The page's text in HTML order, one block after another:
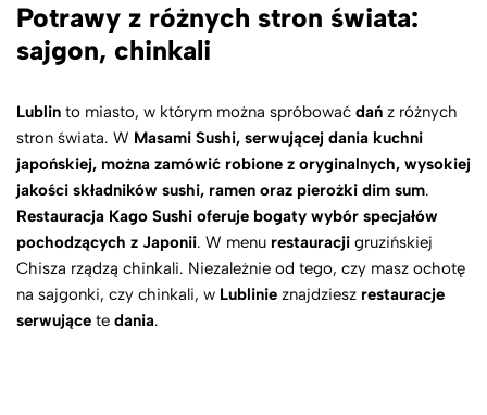
Potrawy z różnych stron świata:
sajgon, chinkali
Lublin to miasto, w którym można spróbować dań z różnych
stron świata. W Masami Sushi, serwującej dania kuchni
japońskiej, można zamówić robione z oryginalnych, wysokiej
jakości składników sushi, ramen oraz pierożki dim sum.
Restauracja Kago Sushi oferuje bogaty wybór specjałów
pochodzących z Japonii. W menu restauracji gruzińskiej
Chisza rządzą chinkali. Niezależnie od tego, czy masz ochotę
na sajgonki, czy chinkali, w Lublinie znajdziesz restauracje
serwujące te dania.